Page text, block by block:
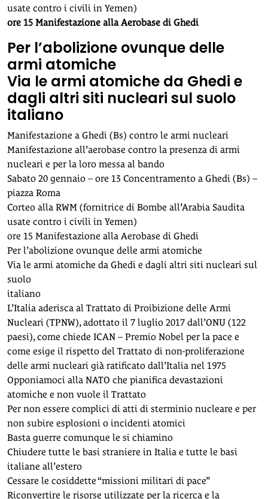
usate contro i civili in Yemen)
ore 15 Manifestazione alla Aerobase di Ghedi
Per l’abolizione ovunque delle
armi atomiche
Via le armi atomiche da Ghedi e
dagli altri siti nucleari sul suolo
italiano
Manifestazione a Ghedi (Bs) contro le armi nucleari
Manifestazione all’aerobase contro la presenza di armi
nucleari e per la loro messa al bando
Sabato 20 gennaio – ore 13 Concentramento a Ghedi (Bs) –
piazza Roma
Corteo alla RWM (fornitrice di Bombe all’Arabia Saudita
usate contro i civili in Yemen)
ore 15 Manifestazione alla Aerobase di Ghedi
Per l’abolizione ovunque delle armi atomiche
Via le armi atomiche da Ghedi e dagli altri siti nucleari sul
suolo
italiano
L’Italia aderisca al Trattato di Proibizione delle Armi
Nucleari (TPNW), adottato il 7 luglio 2017 dall’ONU (122
paesi), come chiede ICAN – Premio Nobel per la pace e
come esige il rispetto del Trattato di non-proliferazione
delle armi nucleari già ratificato dall’Italia nel 1975
Opponiamoci alla NATO che pianifica devastazioni
atomiche e non vuole il Trattato
Per non essere complici di atti di sterminio nucleare e per
non subire esplosioni o incidenti atomici
Basta guerre comunque le si chiamino
Chiudere tutte le basi straniere in Italia e tutte le basi
italiane all’estero
Cessare le cosiddette “missioni militari di pace”
Riconvertire le risorse utilizzate per la ricerca e la